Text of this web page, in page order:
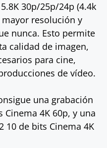
30p/25p/24p (4.4k
mayor resolución y
nunca. Esto permite
calidad de imagen,
para cine,
de vídeo.
una grabación
Cinema 4K 60p, y una
10 de bits Cinema 4K